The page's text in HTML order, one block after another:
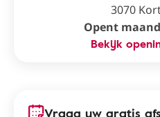
3070
Opent
Bekijk
Vraag uw gratis